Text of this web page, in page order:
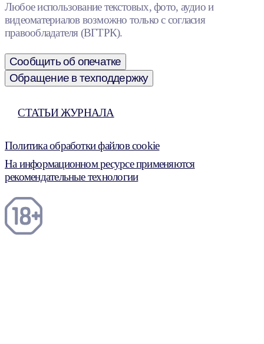
Любое использование текстовых, фото, аудио и
видеоматериалов возможно только с согласия
правообладателя (ВГТРК).
Сообщить об опечатке
Обращение в техподдержку
СТАТЬИ ЖУРНАЛА
Политика обработки файлов cookie
На информационном ресурсе применяются
рекомендательные технологии